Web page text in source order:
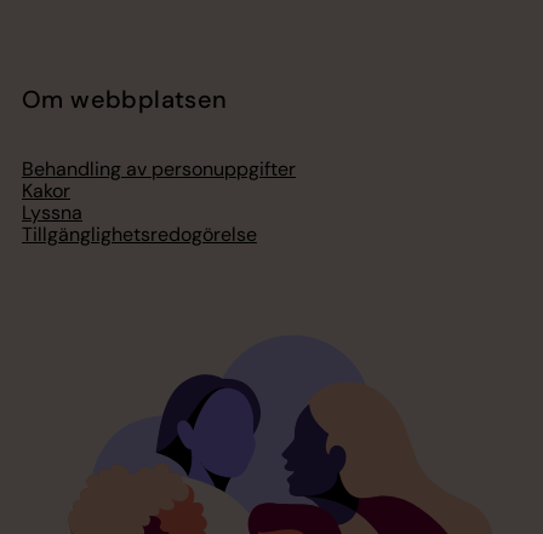
Om webbplatsen
Behandling av personuppgifter
Kakor
Lyssna
Tillgänglighetsredogörelse